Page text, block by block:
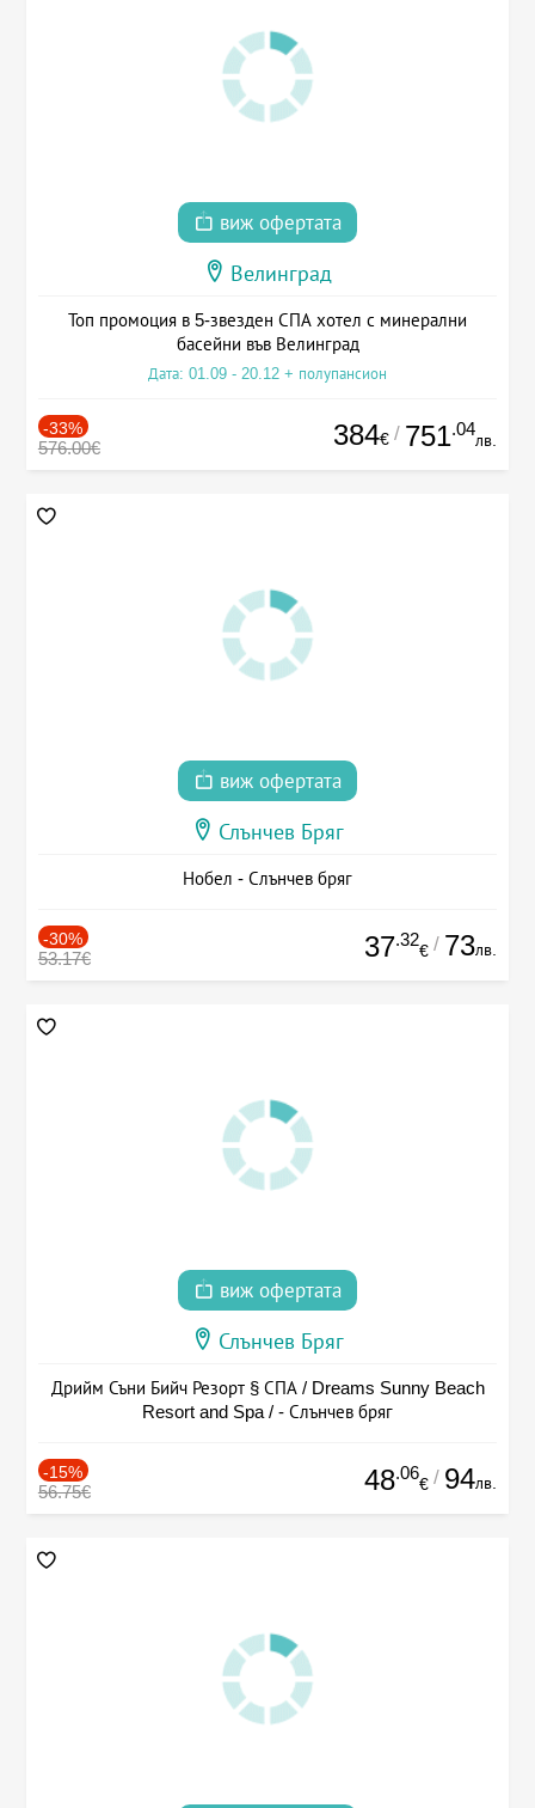
виж офертата
Велинград
Топ промоция в 5-звезден СПА хотел с минерални
басейни във Велинград
Дата: 01.09 - 20.12 + полупансион
-33%
576.00€ 384€ / 751.04
лв.
виж офертата
Слънчев Бряг
Нобел - Слънчев бряг
-30%
53.17€ 37.32
€ / 73лв.
виж офертата
Слънчев Бряг
Дрийм Съни Бийч Резорт § СПА / Dreams Sunny Beach
Resort and Spa / - Слънчев бряг
-15%
56.75€ 48.06
€ / 94лв.